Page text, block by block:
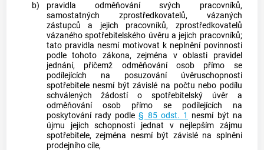
b)
pravidla odměňování svých pracovníků,
samostatných zprostředkovatelů, vázaných
zástupců a jejich pracovníků, zprostředkovatelů
vázaného spotřebitelského úvěru a jejich pracovníků;
tato pravidla nesmí motivovat k neplnění povinností
podle tohoto zákona, zejména v oblasti pravidel
jednání, přičemž odměňování osob přímo se
podílejících na posuzování úvěruschopnosti
spotřebitelenesmí být závislé na počtu nebo podílu
schválených žádostí ospotřebitelský úvěra
odměňování osob přímo se podílejících na
poskytování rady podle§ 85 odst. 1 nesmí být na
újmu jejich schopnosti jednat v nejlepším zájmu
spotřebitele, zejména nesmí být závislé na splnění
prodejního cíle,